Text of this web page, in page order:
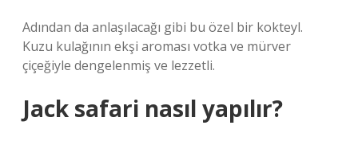
Adından da anlaşılacağı gibi bu özel bir kokteyl.
Kuzu kulağının ekşi aroması votka ve mürver
çiçeğiyle dengelenmiş ve lezzetli.
Jack safari nasıl yapılır?